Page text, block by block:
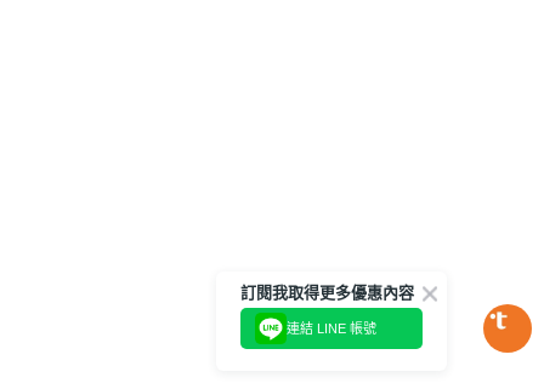
訂閱我取得更多優惠內容
連結 LINE 帳號